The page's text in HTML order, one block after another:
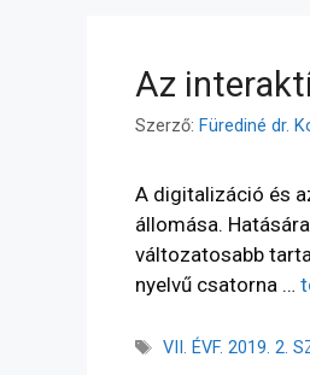
Az
Szerző: Fürediné dr.
A digitalizáció és
állomása.
változatosabb
nyelvű csatorna …
VII. ÉVF. 2019. 2.